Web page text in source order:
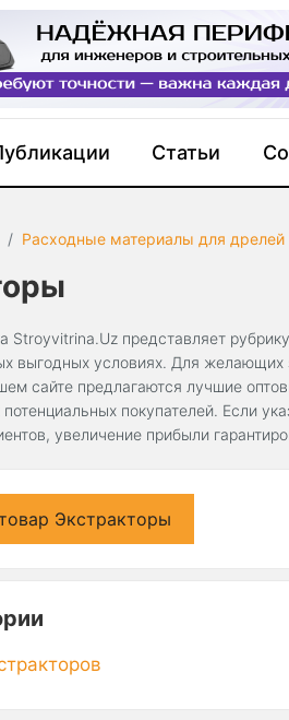
Статьи
Расходные материалы для дрелей
Stroyvitrina.Uz представляет
выгодных условиях. Для желающих
сайте предлагаются лучшие
потенциальных покупателей. Если
увеличение прибыли
Экстракторы